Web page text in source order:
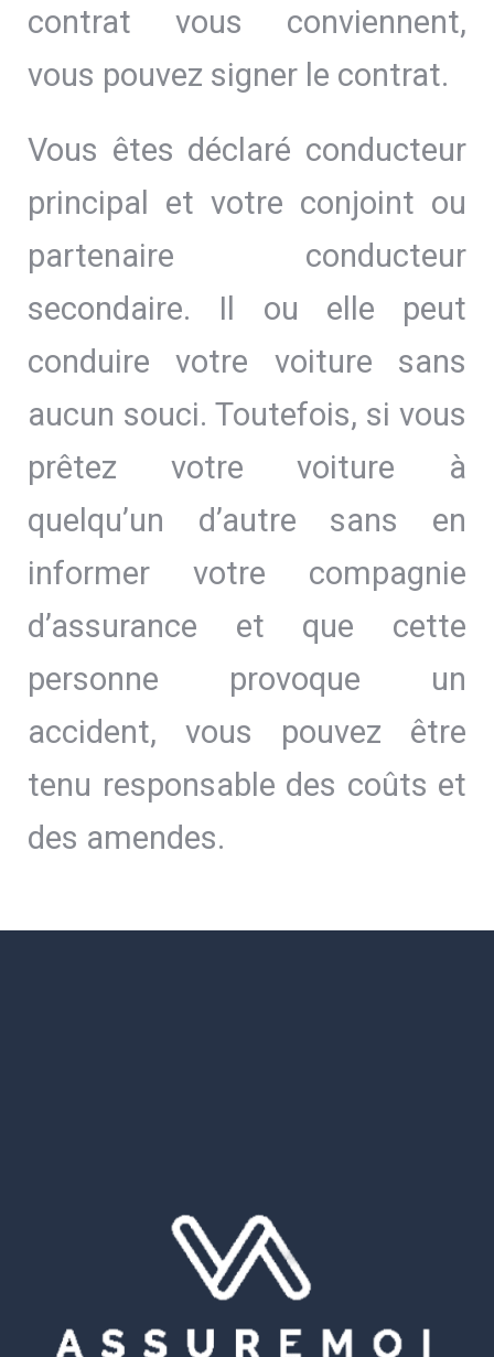
contrat vous conviennent,
vous pouvez signer le contrat.
Vous êtes déclaré conducteur
principal et votre conjoint ou
partenaire conducteur
secondaire. Il ou elle peut
conduire votre voiture sans
aucun souci. Toutefois, si vous
prêtez votre voiture à
quelqu’un d’autre sans en
informer votre compagnie
d’assurance et que cette
personne provoque un
accident, vous pouvez être
tenu responsable des coûts et
des amendes.